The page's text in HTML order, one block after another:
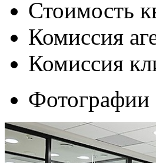
Стоимость
Комиссия
Комиссия
Фотографии